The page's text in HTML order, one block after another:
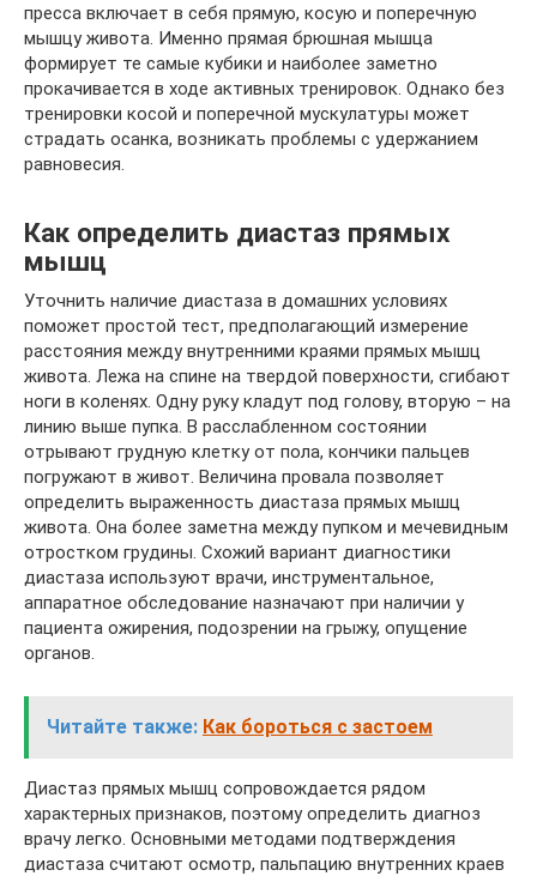
пресса включает в себя прямую, косую и поперечную
мышцу живота. Именно прямая брюшная мышца
формирует те самые кубики и наиболее заметно
прокачивается в ходе активных тренировок. Однако без
тренировки косой и поперечной мускулатуры может
страдать осанка, возникать проблемы с удержанием
равновесия.
Как определить диастаз прямых
мышц
Уточнить наличие диастаза в домашних условиях
поможет простой тест, предполагающий измерение
расстояния между внутренними краями прямых мышц
живота. Лежа на спине на твердой поверхности, сгибают
ноги в коленях. Одну руку кладут под голову, вторую – на
линию выше пупка. В расслабленном состоянии
отрывают грудную клетку от пола, кончики пальцев
погружают в живот. Величина провала позволяет
определить выраженность диастаза прямых мышц
живота. Она более заметна между пупком и мечевидным
отростком грудины. Схожий вариант диагностики
диастаза используют врачи, инструментальное,
аппаратное обследование назначают при наличии у
пациента ожирения, подозрении на грыжу, опущение
органов.
Читайте также: Как бороться с застоем
Диастаз прямых мышц сопровождается рядом
характерных признаков, поэтому определить диагноз
врачу легко. Основными методами подтверждения
диастаза считают осмотр, пальпацию внутренних краев